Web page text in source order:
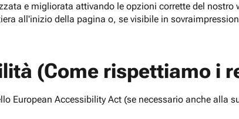
e migliorata attivando le opzioni corrette del
all'inizio della pagina o, se visibile in
(Come rispettiamo i
European Accessibility Act (se necessario anche alla